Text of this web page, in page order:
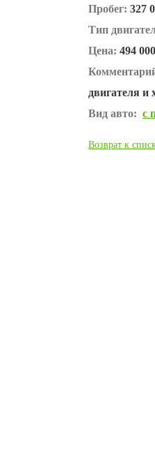
Пробег: 327
Тип
Цена: 494
двигателя и
Вид авто: с
Возврат к